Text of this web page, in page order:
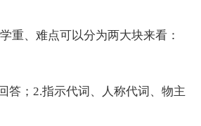
重、难点可以分为两大块来看：
答；2.指示代词、人称代词、物主